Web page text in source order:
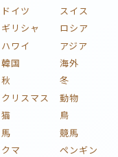
ドイツ
スイス
ギリシャ
ロシア
ハワイ
アジア
韓国
海外
秋
冬
クリスマス
動物
猫
鳥
馬
競馬
クマ
ペンギン